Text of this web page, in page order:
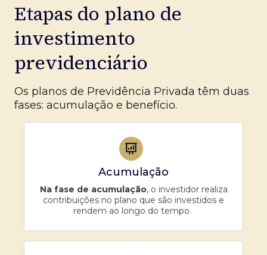
Etapas do plano de
investimento
previdenciário
Os planos de Previdência Privada têm duas
fases: acumulação e benefício.
Acumulação
Na fase de acumulação, o investidor realiza
contribuições no plano que são investidos e
rendem ao longo do tempo.